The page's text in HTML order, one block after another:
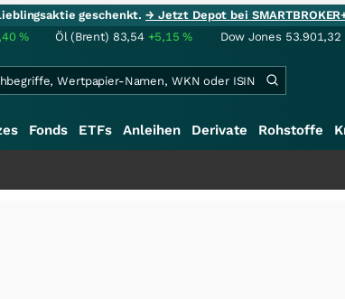
geschenkt.→ Jetzt Depot bei
% Öl (Brent) 83,54 +5,15% Dow Jones 53.901,32
Fonds ETFs Anleihen Derivate Rohstoffe